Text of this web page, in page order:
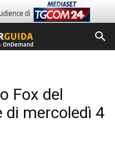
Fox del
di mercoledì 4